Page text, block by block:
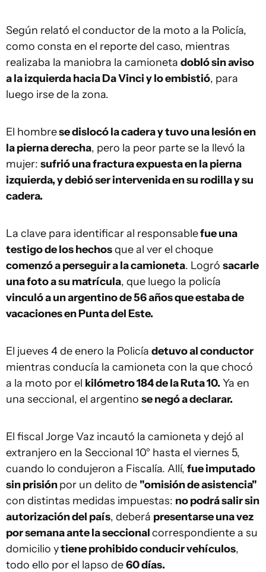
Según relató el conductor de la moto a la Policía,
como consta en el reporte del caso, mientras
realizaba la maniobra la camioneta dobló sin aviso
a la izquierda hacia Da Vinci y lo embistió, para
luego irse de la zona.
El hombrese dislocó la cadera y tuvo una lesión en
la pierna derecha, pero la peor parte se la llevó la
mujer: sufrió una fractura expuesta en la pierna
izquierda, y debió ser intervenida en su rodilla y su
cadera.
La clave para identificar al responsablefue una
testigo de los hechosque al ver el choque
comenzó a perseguir a la camioneta. Logró sacarle
una foto a su matrícula, que luego la policía
vinculó a un argentino de 56 años que estaba de
vacaciones en Punta del Este.
El jueves 4 de enero la Policía detuvo al conductor
mientras conducía la camioneta con la que chocó
a la moto por el kilómetro 184 de la Ruta 10. Ya en
una seccional, el argentino se negó a declarar.
El fiscal Jorge Vaz incautó la camioneta y dejó al
extranjero en la Seccional 10° hasta el viernes 5,
cuando lo condujeron a Fiscalía. Allí, fue imputado
sin prisiónpor un delito de "omisión de asistencia"
con distintas medidas impuestas: no podrá salir sin
autorización del país, deberá presentarse una vez
por semana ante la seccionalcorrespondiente a su
domicilio ytiene prohibido conducir vehículos,
todo ello por el lapso de60 días.